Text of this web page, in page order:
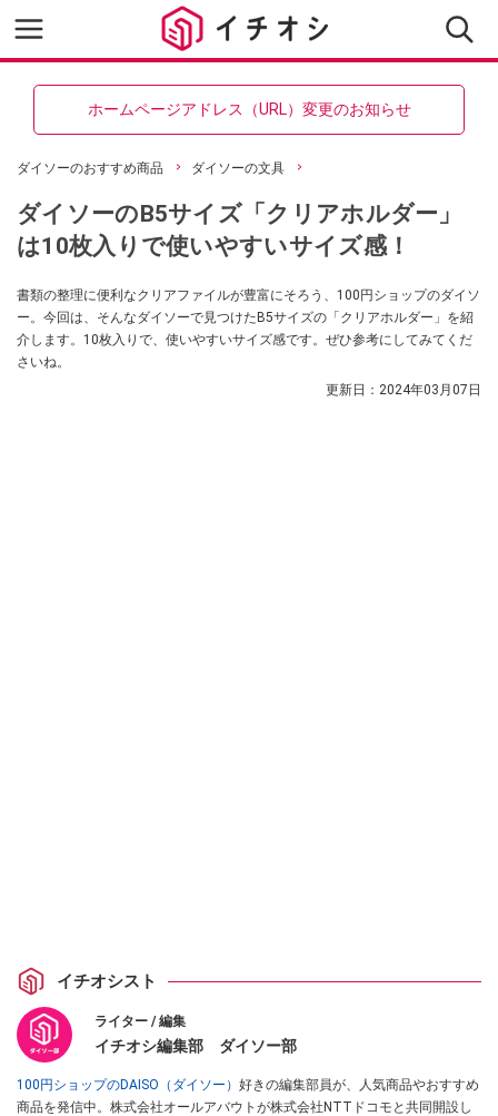
ホームページアドレス（URL）変更のお知らせ
ダイソーのおすすめ商品 ダイソーの文具
ダイソーのB5サイズ「クリアホルダー」
は10枚入りで使いやすいサイズ感！
書類の整理に便利なクリアファイルが豊富にそろう、100円ショップのダイソ
ー。今回は、そんなダイソーで見つけたB5サイズの「クリアホルダー」を紹
介します。10枚入りで、使いやすいサイズ感です。ぜひ参考にしてみてくだ
さいね。
更新日： 2024年03月07日
イチオシスト
ライター / 編集
イチオシ編集部 ダイソー部
100円ショップのDAISO（ダイソー） 好きの編集部員が、人気商品やおすすめ
商品を発信中。株式会社オールアバウトが株式会社NTTドコモと共同開設し